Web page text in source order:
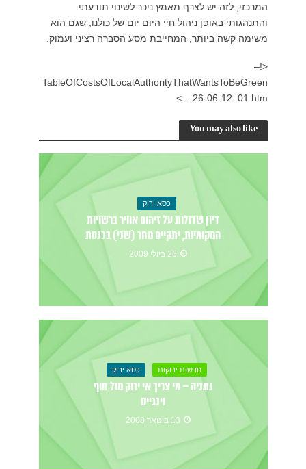
המרכזי, לזה יש לצרף מאמץ ניכר לשינוי תודעתי
והתנהגותי באופן ניהול חיי היום יום של כולנו, שגם הוא
משימה קשה ביותר, המחייבת מסע הסברה רציני ועמוק.
<!–
TableOfCostsOfLocalAuthorityThatWantsToBeGreen
_26-06-12_01.htm–>
You may also like
כסא ירוק
דיון שדולות על זיהום אוויר ברשויות
המקומיות, יתקיים מחר (שני) בכנסת
26 ביולי 2009
חדשות ירוקות כסא ירוק
נתניה – מי צריך אי ירוק מול חוף
וינגייט
13 בינואר 2008